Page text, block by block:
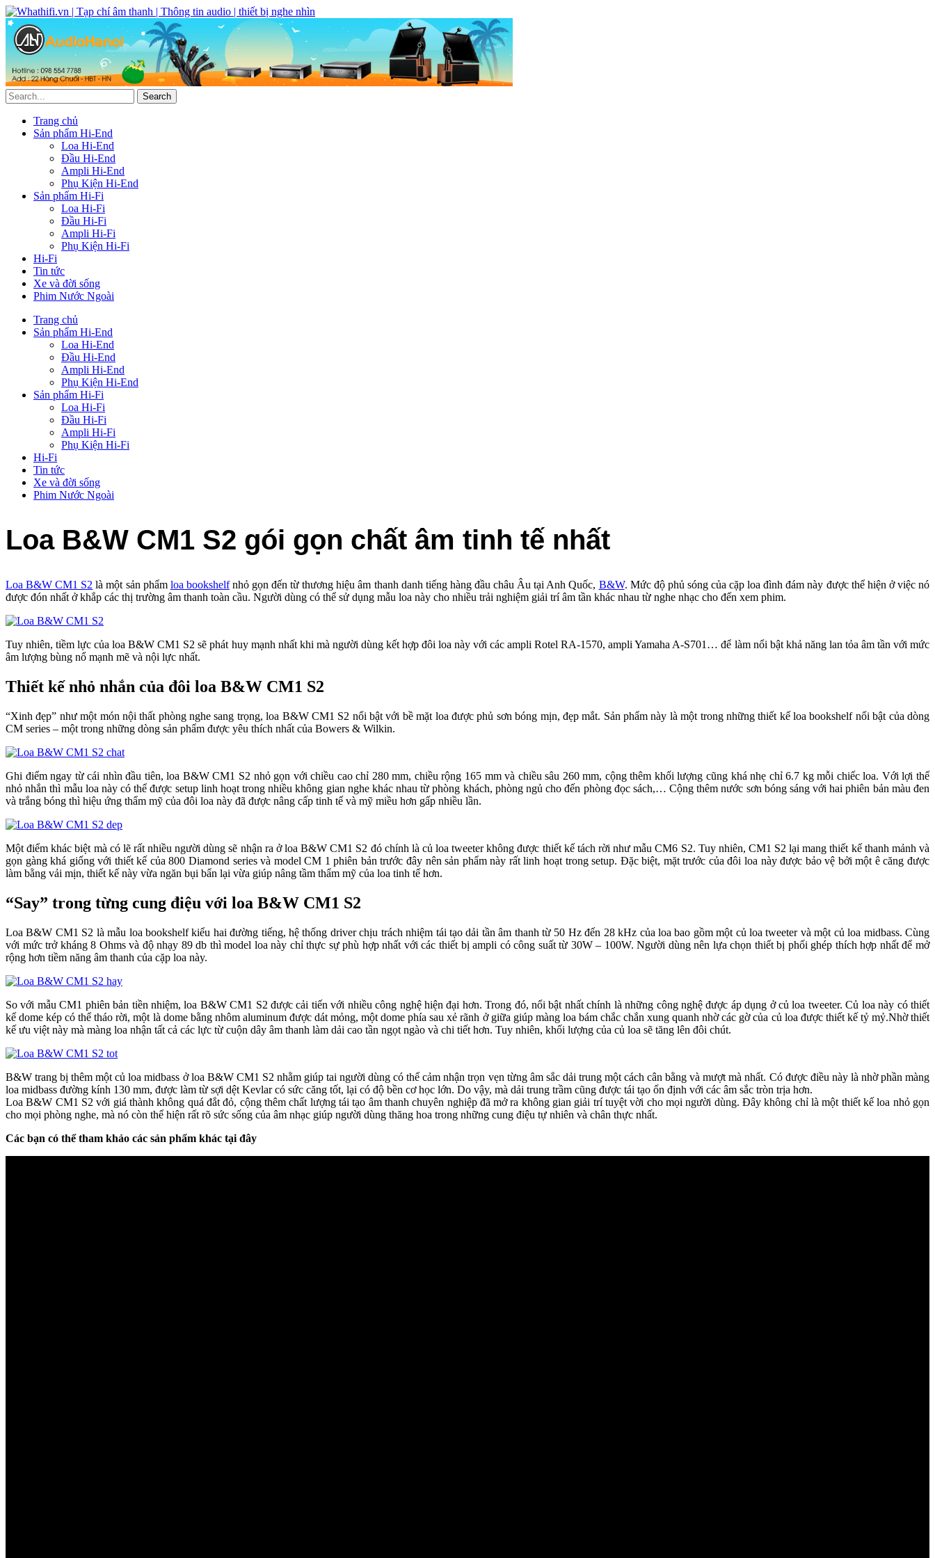
Trang chủ
Sản phẩm Hi-End
Loa Hi-End
Đầu Hi-End
Ampli Hi-End
Phụ Kiện Hi-End
Sản phẩm Hi-Fi
Loa Hi-Fi
Đầu Hi-Fi
Ampli Hi-Fi
Phụ Kiện Hi-Fi
Hi-Fi
Tin tức
Xe và đời sống
Phim Nước Ngoài
Trang chủ
Sản phẩm Hi-End
Loa Hi-End
Đầu Hi-End
Ampli Hi-End
Phụ Kiện Hi-End
Sản phẩm Hi-Fi
Loa Hi-Fi
Đầu Hi-Fi
Ampli Hi-Fi
Phụ Kiện Hi-Fi
Hi-Fi
Tin tức
Xe và đời sống
Phim Nước Ngoài
Loa B&W CM1 S2 gói gọn chất âm tinh tế nhất
Loa B&W CM1 S2 là một sản phẩm loa bookshelfnhỏ gọn đến từ thương hiệu âm thanh danh tiếng hàng đầu châu Âu tại Anh Quốc, B&W. Mức độ phủ sóng của cặp loa đình đám này được thể hiện ở việc nó
được đón nhất ở khắp các thị trường âm thanh toàn cầu. Người dùng có thể sử dụng mẫu loa này cho nhiều trải nghiệm giải trí âm tần khác nhau từ nghe nhạc cho đến xem phim.
Tuy nhiên, tiềm lực của loa B&W CM1 S2 sẽ phát huy mạnh nhất khi mà người dùng kết hợp đôi loa này với các ampli Rotel RA-1570, ampli Yamaha A-S701… để làm nổi bật khả năng lan tỏa âm tần với mức
âm lượng bùng nổ mạnh mẽ và nội lực nhất.
Thiết kế nhỏ nhắn của đôi loa B&W CM1 S2
“Xinh đẹp” như một món nội thất phòng nghe sang trọng, loa B&W CM1 S2 nổi bật với bề mặt loa được phủ sơn bóng mịn, đẹp mắt. Sản phẩm này là một trong những thiết kế loa bookshelf nổi bật của dòng
CM series – một trong những dòng sản phẩm được yêu thích nhất của Bowers & Wilkin.
Ghi điểm ngay từ cái nhìn đầu tiên, loa B&W CM1 S2 nhỏ gọn với chiều cao chỉ 280 mm, chiều rộng 165 mm và chiều sâu 260 mm, cộng thêm khối lượng cũng khá nhẹ chỉ 6.7 kg mỗi chiếc loa. Với lợi thế
nhỏ nhắn thì mẫu loa này có thể được setup linh hoạt trong nhiều không gian nghe khác nhau từ phòng khách, phòng ngủ cho đến phòng đọc sách,… Cộng thêm nước sơn bóng sáng với hai phiên bản màu đen
và trắng bóng thì hiệu ứng thẩm mỹ của đôi loa này đã được nâng cấp tinh tế và mỹ miều hơn gấp nhiều lần.
Một điểm khác biệt mà có lẽ rất nhiều người dùng sẽ nhận ra ở loa B&W CM1 S2 đó chính là củ loa tweeter không được thiết kế tách rời như mẫu CM6 S2. Tuy nhiên, CM1 S2 lại mang thiết kế thanh mảnh và
gọn gàng khá giống với thiết kế của 800 Diamond series và model CM 1 phiên bản trước đây nên sản phẩm này rất linh hoạt trong setup. Đặc biệt, mặt trước của đôi loa này được bảo vệ bởi một ê căng được
làm bằng vải mịn, thiết kế này vừa ngăn bụi bẩn lại vừa giúp nâng tầm thẩm mỹ của loa tinh tế hơn.
“Say” trong từng cung điệu với loa B&W CM1 S2
Loa B&W CM1 S2 là mẫu loa bookshelf kiểu hai đường tiếng, hệ thống driver chịu trách nhiệm tái tạo dải tần âm thanh từ 50 Hz đến 28 kHz của loa bao gồm một củ loa tweeter và một củ loa midbass. Cùng
với mức trở kháng 8 Ohms và độ nhạy 89 db thì model loa này chỉ thực sự phù hợp nhất với các thiết bị ampli có công suất từ 30W – 100W. Người dùng nên lựa chọn thiết bị phối ghép thích hợp nhất để mở
rộng hơn tiềm năng âm thanh của cặp loa này.
So với mẫu CM1 phiên bản tiền nhiệm, loa B&W CM1 S2 được cải tiến với nhiều công nghệ hiện đại hơn. Trong đó, nổi bật nhất chính là những công nghệ được áp dụng ở củ loa tweeter. Củ loa này có thiết
kế dome kép có thể tháo rời, một là dome bằng nhôm aluminum được dát mỏng, một dome phía sau xẻ rãnh ở giữa giúp màng loa bám chắc chắn xung quanh nhờ các gờ của củ loa được thiết kế tỷ mỷ.Nhờ thiết
kế ưu việt này mà màng loa nhận tất cả các lực từ cuộn dây âm thanh làm dải cao tần ngọt ngào và chi tiết hơn. Tuy nhiên, khối lượng của củ loa sẽ tăng lên đôi chút.
B&W trang bị thêm một củ loa midbass ở loa B&W CM1 S2 nhằm giúp tai người dùng có thể cảm nhận trọn vẹn từng âm sắc dải trung một cách cân bằng và mượt mà nhất. Có được điều này là nhờ phần màng
loa midbass đường kính 130 mm, được làm từ sợi dệt Kevlar có sức căng tốt, lại có độ bền cơ học lớn. Do vậy, mà dải trung trầm cũng được tái tạo ổn định với các âm sắc tròn trịa hơn.
Loa B&W CM1 S2 với giá thành không quá đắt đỏ, cộng thêm chất lượng tái tạo âm thanh chuyên nghiệp đã mở ra không gian giải trí tuyệt vời cho mọi người dùng. Đây không chỉ là một thiết kế loa nhỏ gọn
cho mọi phòng nghe, mà nó còn thể hiện rất rõ sức sống của âm nhạc giúp người dùng thăng hoa trong những cung điệu tự nhiên và chân thực nhất.
Các bạn có thể tham khảo các sản phẩm khác tại đây